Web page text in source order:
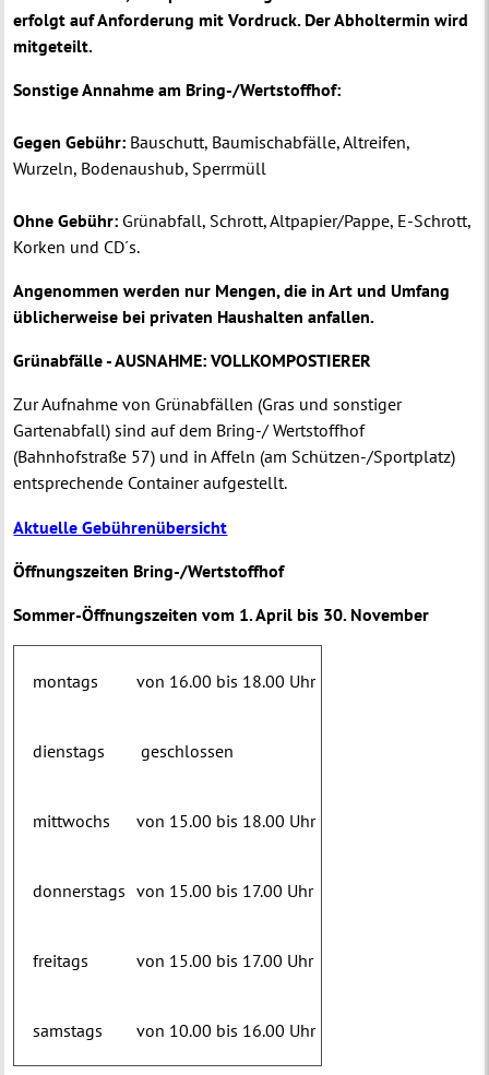
erfolgt auf Anforderung mit Vordruck. Der Abholtermin wird
mitgeteilt.
Sonstige Annahme am Bring-/Wertstoffhof:
Gegen Gebühr: Bauschutt, Baumischabfälle, Altreifen,
Wurzeln, Bodenaushub, Sperrmüll
Ohne Gebühr: Grünabfall, Schrott, Altpapier/Pappe, E-Schrott,
Korken und CD´s.
Angenommen werden nur Mengen, die in Art und Umfang
üblicherweise bei privaten Haushalten anfallen.
Grünabfälle - AUSNAHME: VOLLKOMPOSTIERER
Zur Aufnahme von Grünabfällen (Gras und sonstiger
Gartenabfall) sind auf dem Bring-/ Wertstoffhof
(Bahnhofstraße 57) und in Affeln (am Schützen-/Sportplatz)
entsprechende Container aufgestellt.
Aktuelle Gebührenübersicht
Öffnungszeiten Bring-/Wertstoffhof
Sommer-Öffnungszeiten vom 1. April bis 30. November
montags von 16.00 bis 18.00 Uhr
dienstags geschlossen
mittwochs von 15.00 bis 18.00 Uhr
donnerstags von 15.00 bis 17.00 Uhr
freitags von 15.00 bis 17.00 Uhr
samstags von 10.00 bis 16.00 Uhr